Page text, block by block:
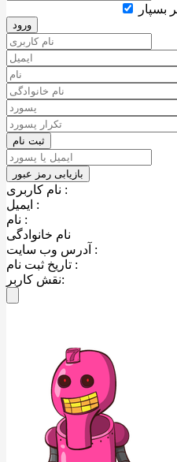
بسپار
نام کاربری :
ایمیل :
نام :
نام خانوادگی
آدرس وب سایت :
تاریخ ثبت نام :
نقش کاربر: